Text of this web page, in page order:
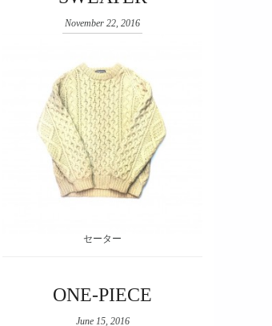
November 22, 2016
セーター
ONE-PIECE
June 15, 2016